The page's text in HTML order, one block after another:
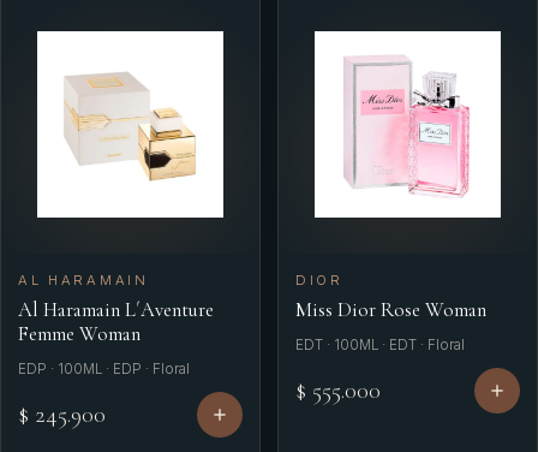
AL HARAMAIN
Al Haramain L´Aventure
Femme Woman
EDP · 100ML · EDP · Floral
$ 245.900
DIOR
Miss Dior Rose Woman
EDT · 100ML · EDT · Floral
$ 555.000